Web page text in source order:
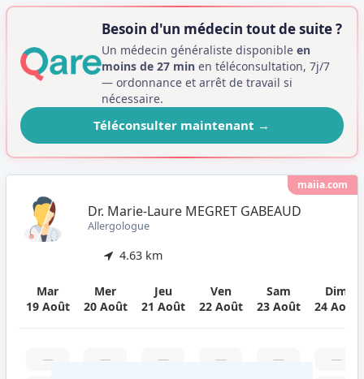
Besoin d'un médecin tout de suite ?
Un médecin généraliste disponibleen
moins de 27 min en téléconsultation, 7j/7
— ordonnance et arrêt de travail si
nécessaire.
Téléconsulter maintenant →
maiia.com
Dr. Marie-Laure MEGRET GABEAUD
Allergologue
4.63 km
Mar
19 Août
Mer
20 Août
Jeu
21 Août
Ven
22 Août
Sam
23 Août
Dim
24 Août
—
—
—
—
—
—